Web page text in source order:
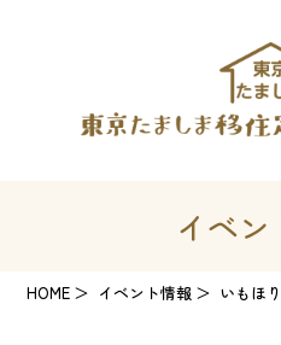
イベ
HOME イベント情報 いもほ